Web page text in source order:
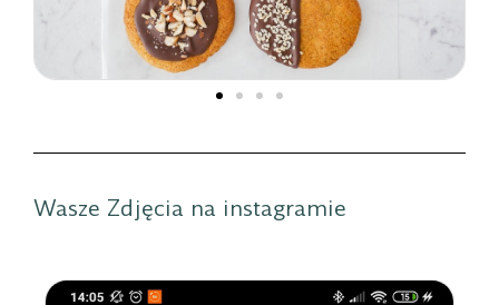
Wasze Zdjęcia na instagramie